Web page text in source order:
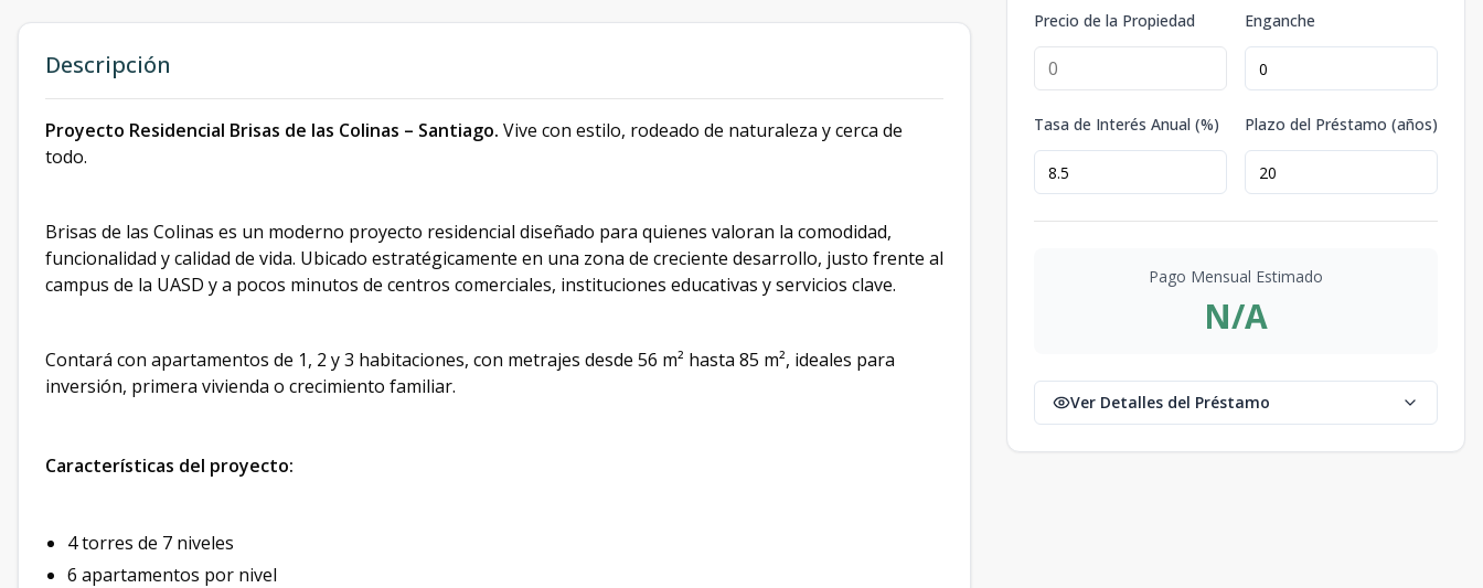
Descripción
Proyecto Residencial Brisas de las Colinas – Santiago. Vive con estilo, rodeado de naturaleza y cerca de
todo.
Brisas de las Colinas es un moderno proyecto residencial diseñado para quienes valoran la comodidad,
funcionalidad y calidad de vida. Ubicado estratégicamente en una zona de creciente desarrollo, justo frente al
campus de la UASD y a pocos minutos de centros comerciales, instituciones educativas y servicios clave.
Contará con apartamentos de 1, 2 y 3 habitaciones, con metrajes desde 56 m² hasta 85 m², ideales para
inversión, primera vivienda o crecimiento familiar.
Características del proyecto:
4 torres de 7 niveles
6 apartamentos por nivel
Precio de la Propiedad Enganche
Tasa de Interés Anual (%) Plazo del Préstamo (años)
Pago Mensual Estimado
N/A
Ver Detalles del Préstamo